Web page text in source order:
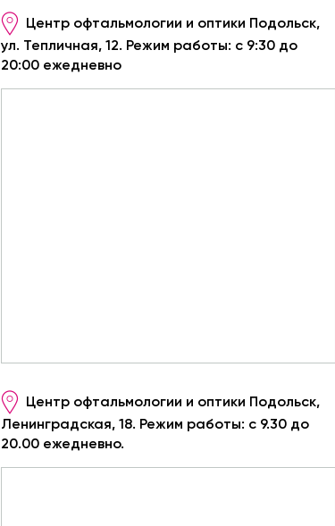
Центр офтальмологии и оптики Подольск,
ул. Тепличная, 12. Режим работы: с 9:30 до
20:00 ежедневно
Центр офтальмологии и оптики Подольск,
Ленинградская, 18. Режим работы: с 9.30 до
20.00 ежедневно.